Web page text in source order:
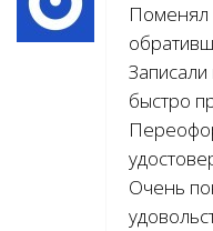
Поменял
быстро
Очень